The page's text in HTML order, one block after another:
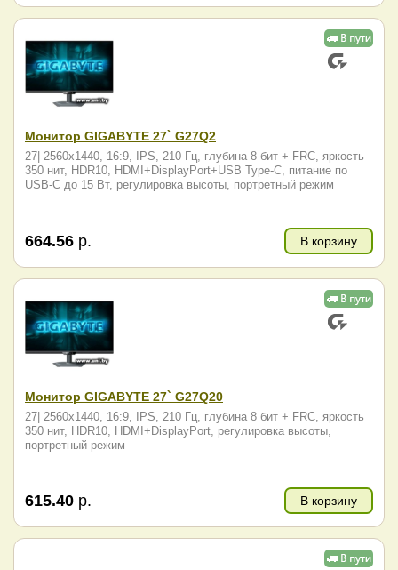
Монитор GIGABYTE 27` G27Q2
27| 2560x1440, 16:9, IPS, 210 Гц, глубина 8 бит + FRC, яркость
350 нит, HDR10, HDMI+DisplayPort+USB Type-C, питание по
USB-C до 15 Вт, регулировка высоты, портретный режим
664.56 р. В корзину
Монитор GIGABYTE 27` G27Q20
27| 2560x1440, 16:9, IPS, 210 Гц, глубина 8 бит + FRC, яркость
350 нит, HDR10, HDMI+DisplayPort, регулировка высоты,
портретный режим
615.40 р. В корзину